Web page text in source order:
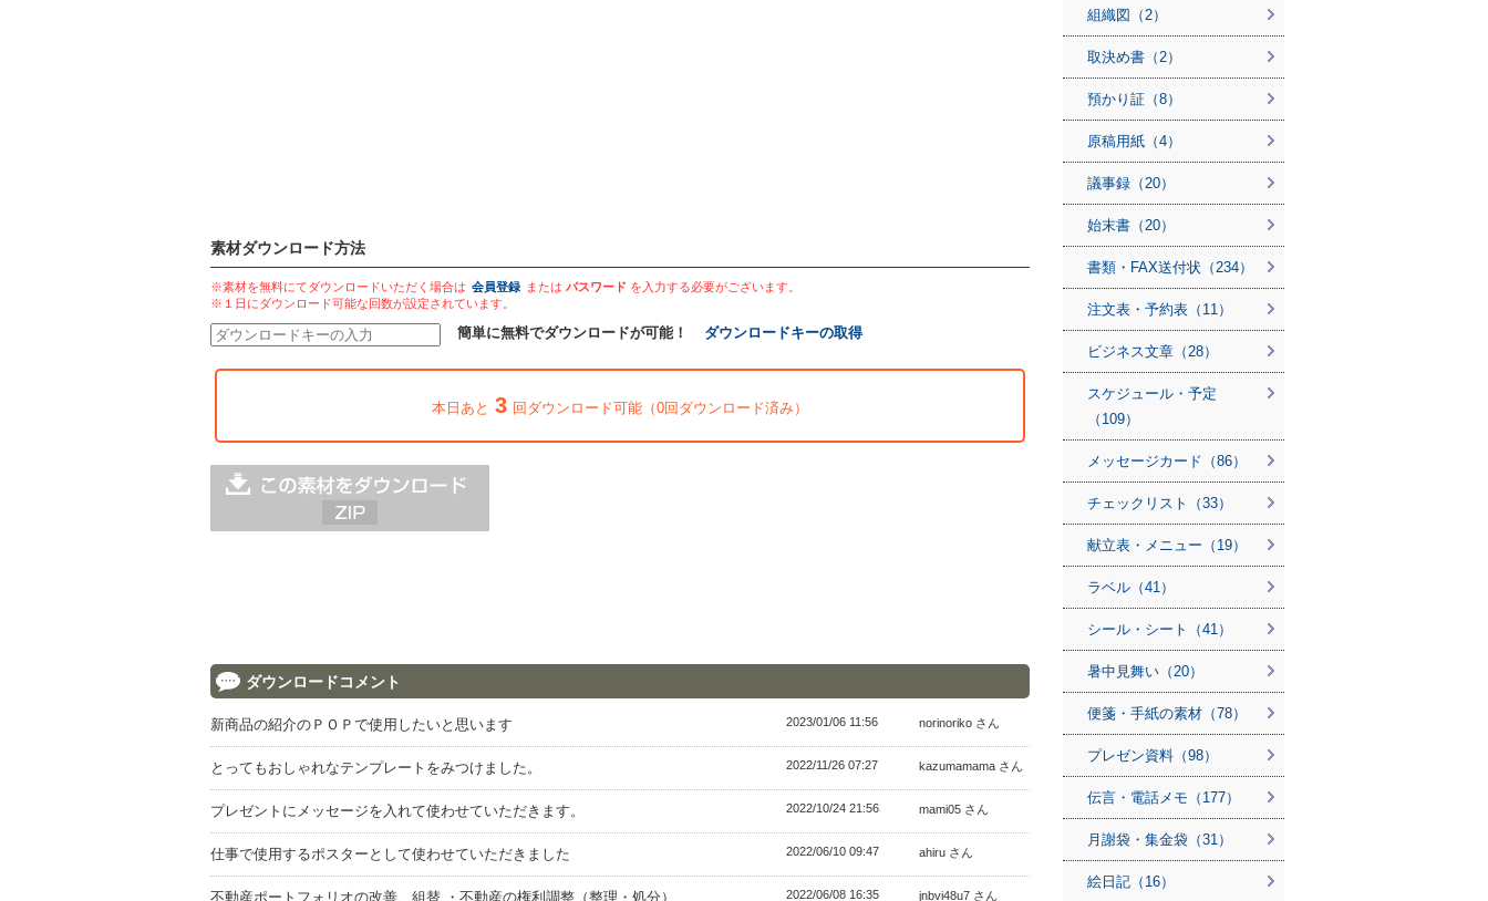
素材ダウンロード方法
※素材を無料にてダウンロードいただく場合は 会員登録 または パスワード を入力する必要がございます。
※１日にダウンロード可能な回数が設定されています。
簡単に無料でダウンロードが可能！ ダウンロードキーの取得
本日あと 3 回ダウンロード可能（0回ダウンロード済み）
ダウンロードコメント
新商品の紹介のＰＯＰで使用したいと思います 2023/01/06 11:56 norinoriko さん
とってもおしゃれなテンプレートをみつけました。 2022/11/26 07:27 kazumamama さん
プレゼントにメッセージを入れて使わせていただきます。 2022/10/24 21:56 mami05 さん
仕事で使用するポスターとして使わせていただきました 2022/06/10 09:47 ahiru さん
不動産ポートフォリオの改善、組替 ・不動産の権利調整（整理・処分） 2022/06/08 16:35 jnbvi48u7 さん
組織図（2）
取決め書（2）
預かり証（8）
原稿用紙（4）
議事録（20）
始末書（20）
書類・FAX送付状（234）
注文表・予約表（11）
ビジネス文章（28）
スケジュール・予定
（109）
メッセージカード（86）
チェックリスト（33）
献立表・メニュー（19）
ラベル（41）
シール・シート（41）
暑中見舞い（20）
便箋・手紙の素材（78）
プレゼン資料（98）
伝言・電話メモ（177）
月謝袋・集金袋（31）
絵日記（16）